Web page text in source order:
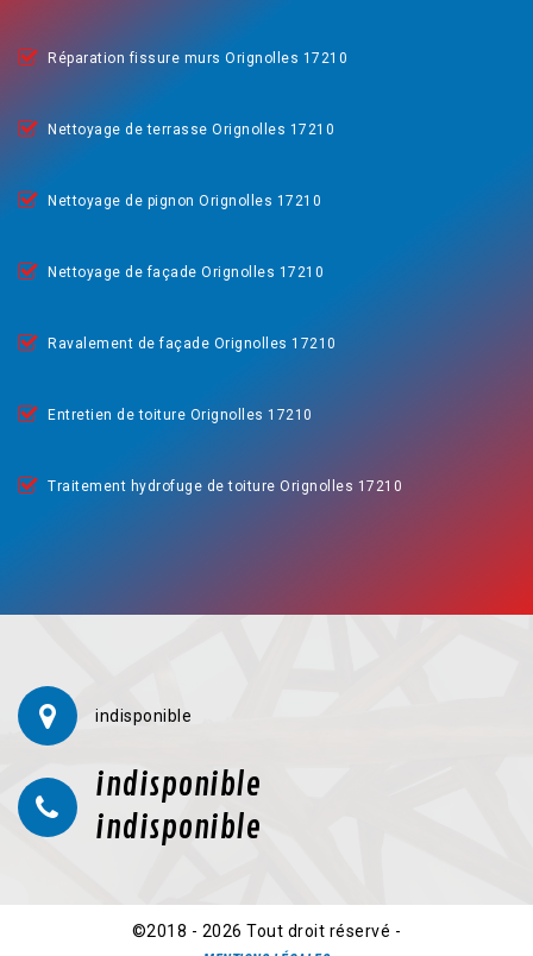
Réparation fissure murs Orignolles 17210
Nettoyage de terrasse Orignolles 17210
Nettoyage de pignon Orignolles 17210
Nettoyage de façade Orignolles 17210
Ravalement de façade Orignolles 17210
Entretien de toiture Orignolles 17210
Traitement hydrofuge de toiture Orignolles 17210
indisponible
indisponible
indisponible
©2018 - 2026 Tout droit réservé -